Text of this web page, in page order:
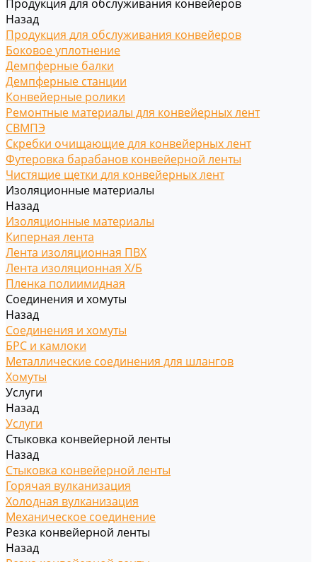
Продукция для обслуживания конвейеров
Назад
Продукция для обслуживания конвейеров
Боковое уплотнение
Демпферные балки
Демпферные станции
Конвейерные ролики
Ремонтные материалы для конвейерных лент
СВМПЭ
Скребки очищающие для конвейерных лент
Футеровка барабанов конвейерной ленты
Чистящие щетки для конвейерных лент
Изоляционные материалы
Назад
Изоляционные материалы
Киперная лента
Лента изоляционная ПВХ
Лента изоляционная Х/Б
Пленка полиимидная
Соединения и хомуты
Назад
Соединения и хомуты
БРС и камлоки
Металлические соединения для шлангов
Хомуты
Услуги
Назад
Услуги
Стыковка конвейерной ленты
Назад
Стыковка конвейерной ленты
Горячая вулканизация
Холодная вулканизация
Механическое соединение
Резка конвейерной ленты
Назад